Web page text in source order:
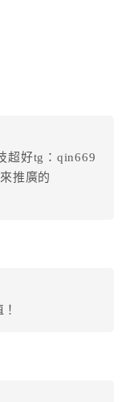
）
接受
注意！為避免飯
飯店使用）
，異動完成後不
單費用總計時，
超好tg：qin669
推廣的